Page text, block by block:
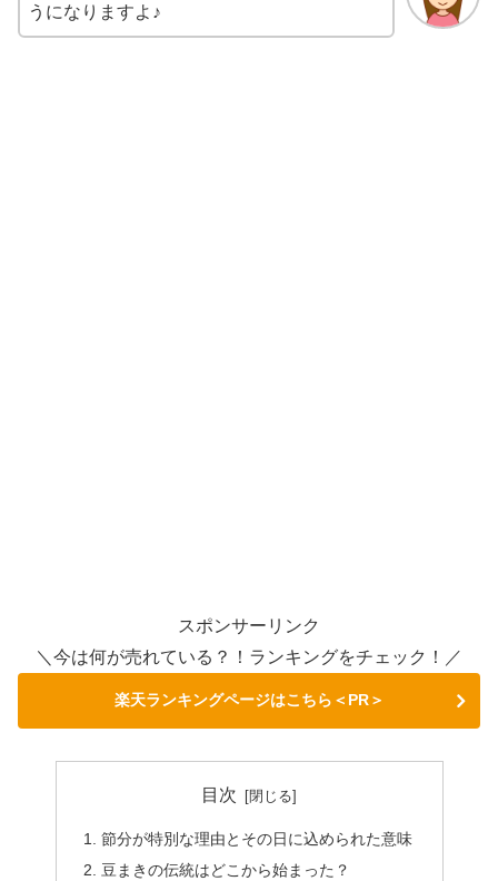
うになりますよ♪
スポンサーリンク
＼今は何が売れている？！ランキングをチェック！／
楽天ランキングページはこちら＜PR＞
目次
節分が特別な理由とその日に込められた意味
豆まきの伝統はどこから始まった？